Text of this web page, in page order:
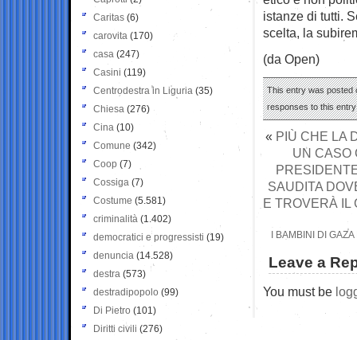
istanze di tutti.
scelta, la
(da Open)
This entry was posted
responses to this
« PIÙ CHE LA
UN CASO
SAUDITA
E TROVERÀ IL
I BAMBINI DI
Leave a
You must be
Caritas (6)
carovita (170)
casa (247)
Casini (119)
Centrodestra in Liguria (35)
Chiesa (276)
Cina (10)
Comune (342)
Coop (7)
Cossiga (7)
Costume (5.581)
criminalità (1.402)
democratici e progressisti (19)
denuncia (14.528)
destra (573)
destradipopolo (99)
Di Pietro (101)
Diritti civili (276)